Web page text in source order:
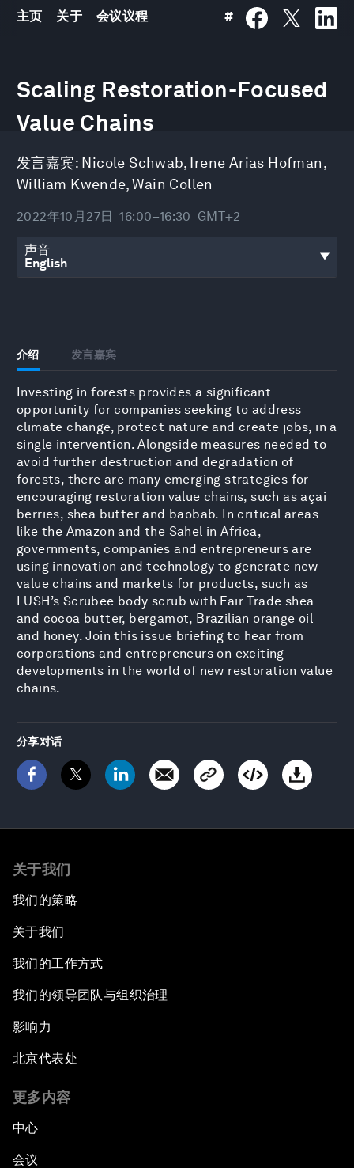
主页 关于 会议议程 #
Scaling Restoration-Focused
Value Chains
发言嘉宾: Nicole Schwab, Irene Arias Hofman,
William Kwende,Wain Collen
2022年10月27日 16:00–16:30 GMT+2
声音
介绍 发言嘉宾
Investing in forests provides a significant
opportunity for companies seeking to address
climate change, protect nature and create jobs, in a
single intervention. Alongside measures needed to
avoid further destruction and degradation of
forests, there are many emerging strategies for
encouraging restoration value chains, such as açai
berries, shea butter and baobab. In critical areas
like the Amazon and the Sahel in Africa,
governments, companies and entrepreneurs are
using innovation and technology to generate new
value chains and markets for products, such as
LUSH’s Scrubee body scrub with Fair Trade shea
and cocoa butter, bergamot, Brazilian orange oil
and honey. Join this issue briefing to hear from
corporations and entrepreneurs on exciting
developments in the world of new restoration value
chains.
分享对话
seconds
of
minutes,
18
关于我们
我们的策略
关于我们
我们的工作方式
我们的领导团队与组织治理
影响力
北京代表处
更多内容
中心
会议